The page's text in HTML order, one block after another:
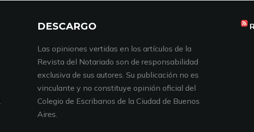
DESCARGO
Las opiniones vertidas en los artículos de la
Revista del Notariado son de responsabilidad
exclusiva de sus autores. Su publicación no es
vinculante y no constituye opinión oficial del
Colegio de Escribanos de la Ciudad de Buenos
Aires.